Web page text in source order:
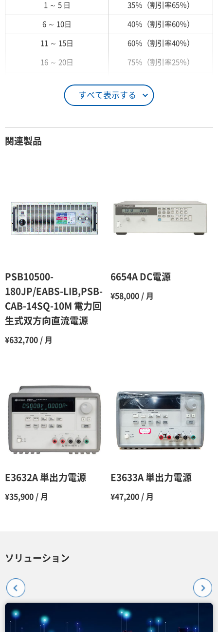
すべて表示する
1 ～ 5 日 35％（割引率65％）
6 ～ 10日 40％（割引率60％）
11 ～ 15日 60％（割引率40％）
16 ～ 20日 75％（割引率25％）
26日 ～ 1ヶ月 100％（割引率 0％）
3ヶ月 80％（割引率20％）
4ヶ月 75％（割引率25％）
7ヶ月
8ヶ月
9ヶ月
10ヶ月
関連製品
PSB10500-
180JP/EABS-LIB,PSB-
CAB-14SQ-10M 電力回
生式双方向直流電源
¥632,700 / 月
6654A DC電源
¥58,000 / 月
E3632A 単出力電源
¥35,900 / 月
E3633A 単出力電源
¥47,200 / 月
ソリューション